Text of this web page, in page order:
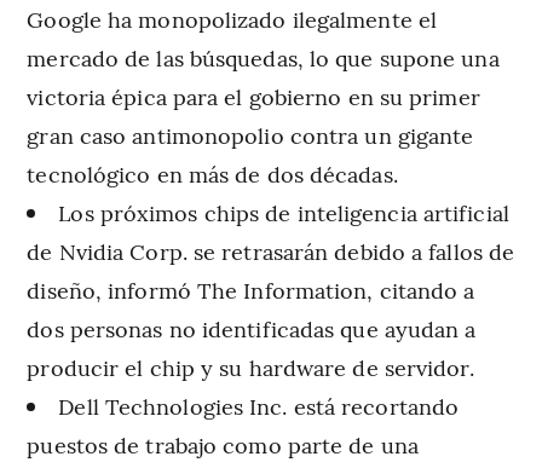
Google ha monopolizado ilegalmente el
mercado de las búsquedas, lo que supone una
victoria épica para el gobierno en su primer
gran caso antimonopolio contra un gigante
tecnológico en más de dos décadas.
Los próximos chips de inteligencia artificial
de Nvidia Corp. se retrasarán debido a fallos de
diseño, informó The Information, citando a
dos personas no identificadas que ayudan a
producir el chip y su hardware de servidor.
Dell Technologies Inc. está recortando
puestos de trabajo como parte de una